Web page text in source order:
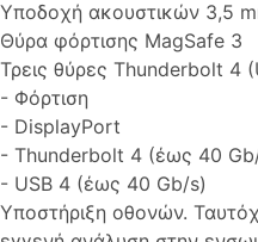
Υποδοχή ακουστικών 3,5
Θύρα φόρτισης MagSafe 3
Τρεις θύρες Thunderbolt 4
- Φόρτιση
- DisplayPort
- Thunderbolt 4 (έως 40
- USB 4 (έως 40 Gb/s)
Υποστήριξη οθονών.